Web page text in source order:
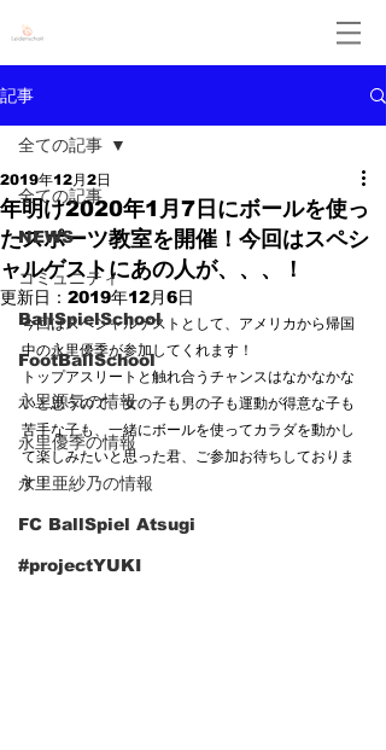
記事
全ての記事
NEWS
コミュニティ
BallSpielSchool
FootBallSchool
永里源気の情報
永里優季の情報
永里亜紗乃の情報
FC BallSpiel Atsugi
#projectYUKI
全ての記事
年明け2020年1月7日にボールを使っ
たスポーツ教室を開催！今回はスペシ
ャルゲストにあの人が、、、！
2019年12月2日
更新日： 2019年12月6日
今回はスペシャルゲストとして、アメリカから帰国
中の永里優季が参加してくれます！
トップアスリートと触れ合うチャンスはなかなかな
いと思うので、女の子も男の子も運動が得意な子も
苦手な子も、一緒にボールを使ってカラダを動かし
て楽しみたいと思った君、ご参加お待ちしておりま
す！